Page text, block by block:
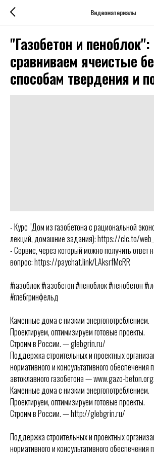
Видеоматериалы
"Газобетон и пеноблок":
сравниваем ячеистые
способам твердения и
- Курс "Дом из газобетона с рациональной
лекций, домашние задания): https://clc.to/
- Сервис, через который можно получить ответ
вопрос: https://paychat.link/LAksrfMcRR
#газоблок #газобетон #пеноблок #пенобетон
#глебгринфельд
Каменные дома с низким энергопотреблением.
Проектируем, оптимизируем готовые проекты.
Строим в России. — glebgrin.ru/
Поддержка строительных и проектных
нормативного и консультативного обеспечения
автоклавного газобетона — www.gazo-
Каменные дома с низким энергопотреблением.
Проектируем, оптимизируем готовые проекты.
Строим в России. — http://glebgrin.ru/
Поддержка строительных и проектных
нормативного и консультативного обеспечения